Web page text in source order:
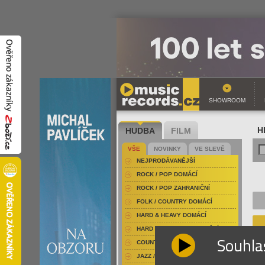
SHOWROOM
HUDBA FILM
VŠE NOVINKY
VE SLEVĚ
NEJPRODÁVANĚJŠÍ
ROCK / POP DOMÁCÍ
ROCK / POP ZAHRANIČNÍ
FOLK / COUNTRY DOMÁCÍ
HARD & HEAVY DOMÁCÍ
HARD & HEAVY ZAHRANIČNÍ
COUNTRY
JAZZ / BLUES